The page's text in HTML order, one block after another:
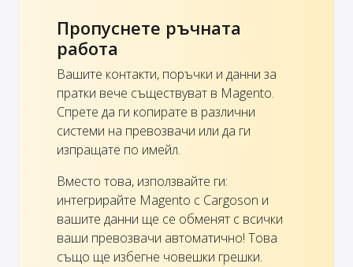
Пропуснете ръчната
работа
Вашите контакти, поръчки и данни за
пратки вече съществуват в Magento.
Спрете да ги копирате в различни
системи на превозвачи или да ги
изпращате по имейл.
Вместо това, използвайте ги:
интегрирайте Magento с Cargoson и
вашите данни ще се обменят с всички
ваши превозвачи автоматично! Това
също ще избегне човешки грешки.